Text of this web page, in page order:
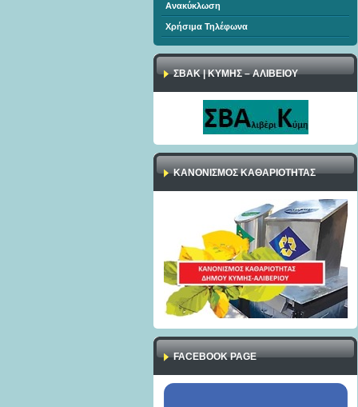
Ανακύκλωση
Χρήσιμα Τηλέφωνα
ΣΒΑΚ | ΚΥΜΗΣ – ΑΛΙΒΕΙΟΥ
ΚΑΝΟΝΙΣΜΌΣ ΚΑΘΑΡΙΌΤΗΤΑΣ
FACEBOOK PAGE